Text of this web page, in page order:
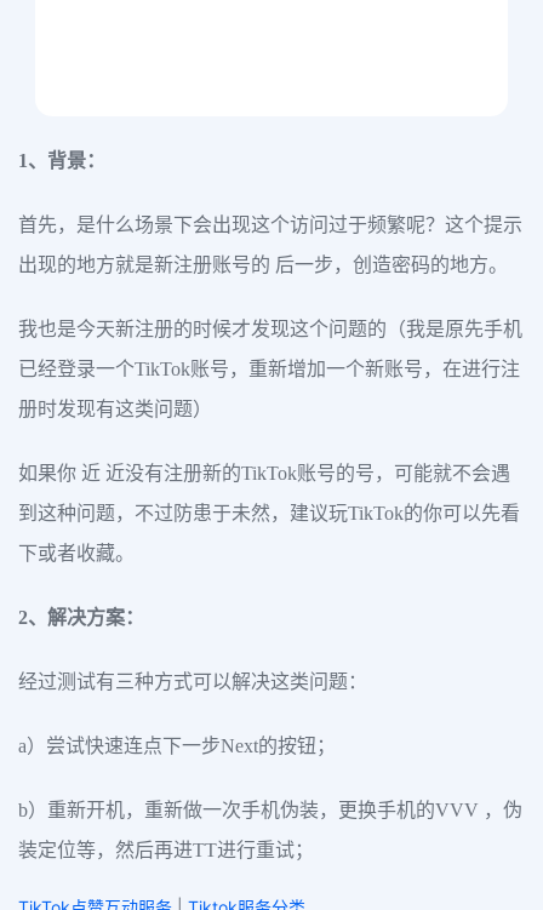
1、背景：
首先，是什么场景下会出现这个访问过于频繁呢？这个提示
出现的地方就是新注册账号的 后一步，创造密码的地方。
我也是今天新注册的时候才发现这个问题的（我是原先手机
已经登录一个TikTok账号，重新增加一个新账号，在进行注
册时发现有这类问题）
如果你 近 近没有注册新的TikTok账号的号，可能就不会遇
到这种问题，不过防患于未然，建议玩TikTok的你可以先看
下或者收藏。
2、解决方案：
经过测试有三种方式可以解决这类问题：
a）尝试快速连点下一步Next的按钮；
b）重新开机，重新做一次手机伪装，更换手机的VVV ，伪
装定位等，然后再进TT进行重试；